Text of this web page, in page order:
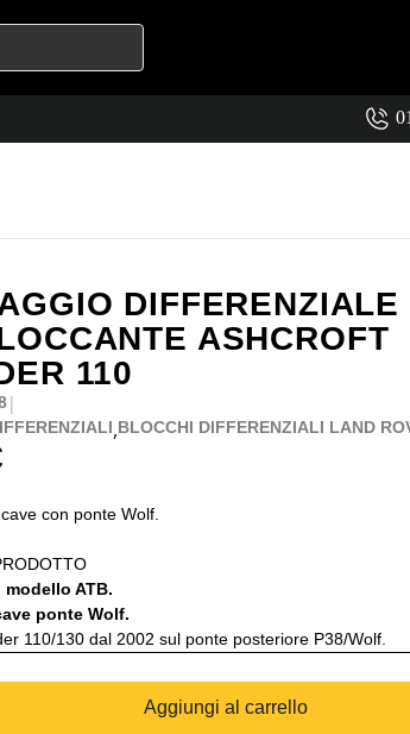
DIFFERENZIALE
ASHCROFT
110
|
,BLOCCHI DIFFERENZIALI LAND
con ponte Wolf.
ATB.
ponte Wolf.
110/130 dal 2002 sul ponte posteriore P38/Wolf.
Aggiungi al carrello